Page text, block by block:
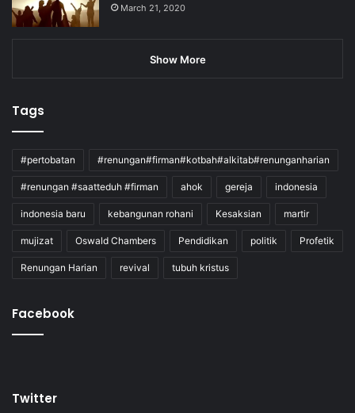
March 21, 2020
Show More
Tags
#pertobatan #renungan#firman#kotbah#alkitab#renunganharian
#renungan #saatteduh #firman ahok gereja indonesia
indonesia baru kebangunan rohani Kesaksian martir
mujizat Oswald Chambers Pendidikan politik Profetik
Renungan Harian revival tubuh kristus
Facebook
Twitter